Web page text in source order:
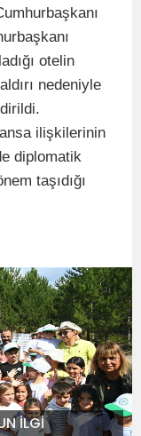
otelin
nedeniyle
ilişkilerinin
diplomatik
taşıdığı
İLGİ